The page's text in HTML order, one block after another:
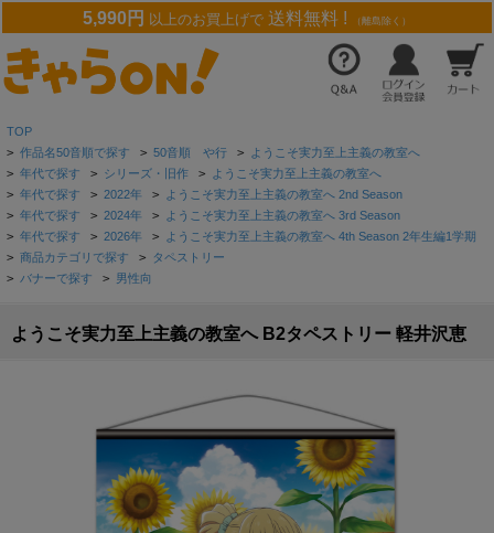
5,990円 以上のお買上げで 送料無料 ! （離島除く）
TOP
> 作品名50音順で探す > 50音順 や行 > ようこそ実力至上主義の教室へ
> 年代で探す > シリーズ・旧作 > ようこそ実力至上主義の教室へ
> 年代で探す > 2022年 > ようこそ実力至上主義の教室へ 2nd Season
> 年代で探す > 2024年 > ようこそ実力至上主義の教室へ 3rd Season
> 年代で探す > 2026年 > ようこそ実力至上主義の教室へ 4th Season 2年生編1学期
> 商品カテゴリで探す > タペストリー
> バナーで探す > 男性向
ようこそ実力至上主義の教室へ B2タペストリー 軽井沢恵